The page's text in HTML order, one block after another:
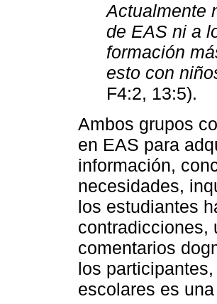
Actualmente
de EAS ni a
formación
esto con
F4:2, 13:5).
Ambos grupos
en EAS para
información,
necesidades,
los estudiantes
contradicciones,
comentarios
los
escolares es